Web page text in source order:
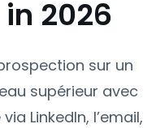
2026
sur un
supérieur avec
LinkedIn, l’email,